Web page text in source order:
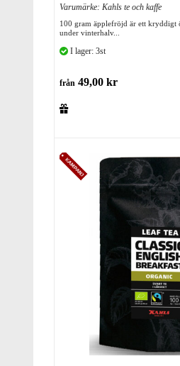
Varumärke: Kahls te och kaffe
100 gram äpplefröjd är ett kryddigt
under vinterhalv...
I lager: 3st
från 49,00 kr